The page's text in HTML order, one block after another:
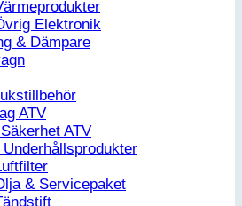
Elektronik
& Dämpare
ATV
ATV
& Servicepaket